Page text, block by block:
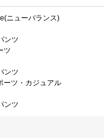
ニューバランス)
ンツ
ツ
ンツ
ーツ・カジュアル
ンツ